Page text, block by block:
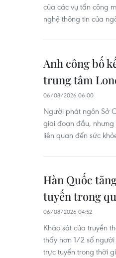
của các vụ tấn công
nghệ thông tin của
Anh công bố
trung tâm
06/08/2026 06:00
Người phát ngôn Sở
giai đoạn đầu, nhưng
liên quan đến sức
Hàn Quốc
tuyến trong
06/08/2026 04:52
Khảo sát của truyền
thấy hơn 1/2 số
trực tuyến trong thời